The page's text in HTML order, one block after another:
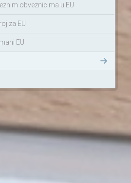
obveznicima u EU
za EU
EU